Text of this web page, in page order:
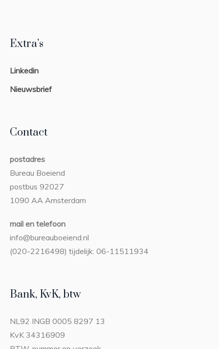
Extra’s
Linkedin
Nieuwsbrief
Contact
postadres
Bureau Boeiend
postbus 92027
1090 AA Amsterdam
mail en telefoon
info@bureauboeiend.nl
(020-2216498) tijdelijk: 06-11511934
Bank, KvK, btw
NL92 INGB 0005 8297 13
KvK 34316909